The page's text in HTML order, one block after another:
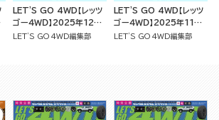
LET'S GO 4WD【レッツ
ゴー４ＷＤ】2025年12月
号LET'S GO 4WD編集部
LET'S GO 4WD【レッツ
ゴー４ＷＤ】2025年11月
号LET'S GO 4WD編集部